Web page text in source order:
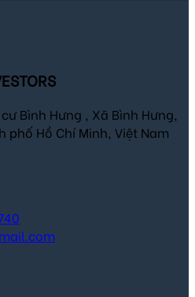
Bình Hưng , Xã Bình Hưng,
phố Hồ Chí Minh, Việt Nam